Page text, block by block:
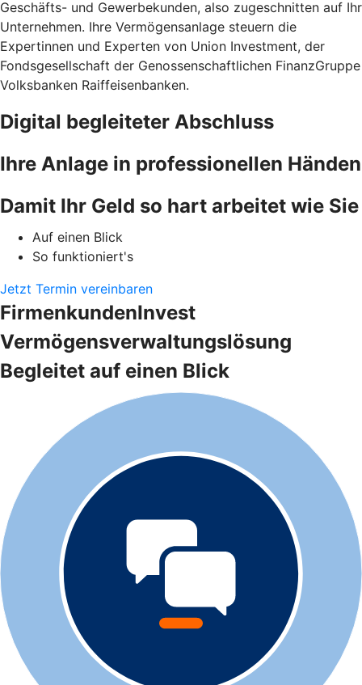
Geschäfts- und Gewerbekunden, also zugeschnitten auf Ihr
Unternehmen. Ihre Vermögensanlage steuern die
Expertinnen und Experten von Union Investment, der
Fondsgesellschaft der Genossenschaftlichen FinanzGruppe
Volksbanken Raiffeisenbanken.
Digital begleiteter Abschluss
Ihre Anlage in professionellen Händen
Damit Ihr Geld so hart arbeitet wie Sie
Auf einen Blick
So funktioniert's
Jetzt Termin vereinbaren
FirmenkundenInvest
Vermögensverwaltungslösung
Begleitet auf einen Blick